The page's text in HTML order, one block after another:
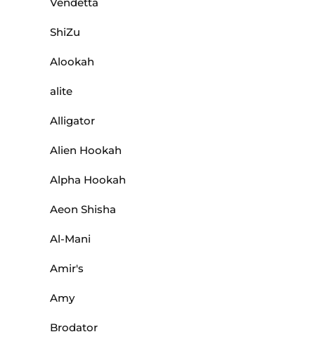
Vendetta
ShiZu
Alookah
alite
Alligator
Alien Hookah
Alpha Hookah
Aeon Shisha
Al-Mani
Amir's
Amy
Brodator